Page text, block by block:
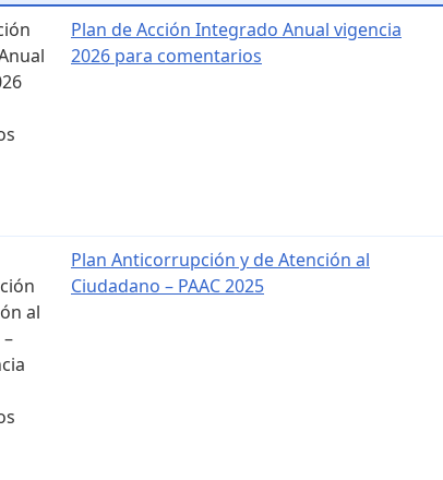
Plan de Acción Integrado Anual vigencia
2026 para comentarios
al
Plan Anticorrupción y de Atención al
Ciudadano – PAAC 2025